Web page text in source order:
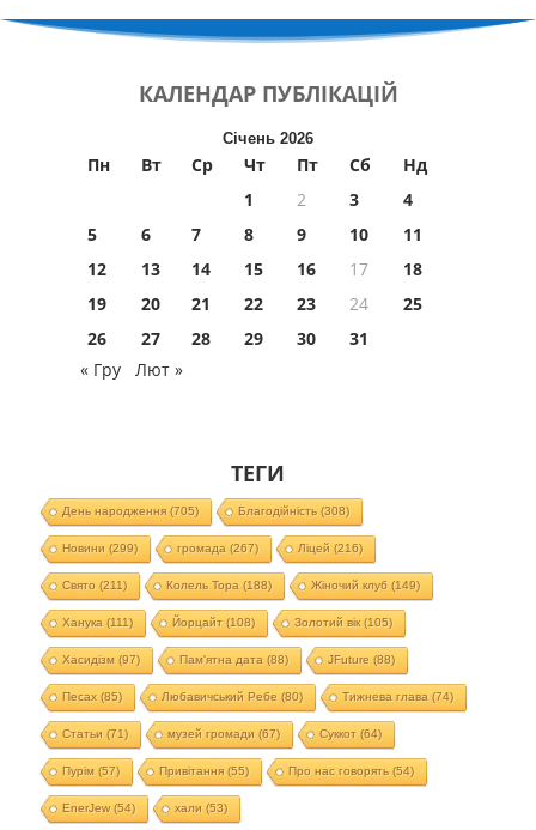
КАЛЕНДАР ПУБЛІКАЦІЙ
Січень 2026
Пн Вт Ср Чт Пт Сб
Нд
1
2 3
4
5
6 7 8 9 10
11
12
13 14 15 16 17
18
19
20 21 22 23 24
25
26
27 28 29 30
31
« Гру
Лют »
ТЕГИ
День народження(705) Благодійність(308)
Новини (299) громада (267) Ліцей (216)
Свято (211) Колель Тора (188) Жіночий клуб (149)
Ханука (111) Йорцайт (108) Золотий вік(105)
Хасидізм (97) Пам'ятна дата (88) JFuture (88)
Песах(85) Любавичський Ребе (80) Тижнева глава (74)
Статьи (71) музей громади (67) Суккот (64)
Пурім (57) Привітання(55) Про нас говорять(54)
EnerJew(54) хали (53)